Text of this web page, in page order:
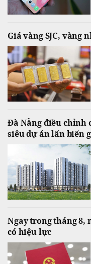
Giá vàng SJC, vàng
Đà Nẵng điều chỉnh
siêu dự án lấn biển
Ngay trong tháng 8,
có hiệu lực